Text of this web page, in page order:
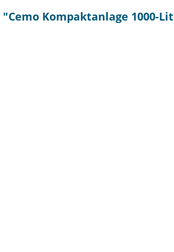
Kompaktanlage 1000-